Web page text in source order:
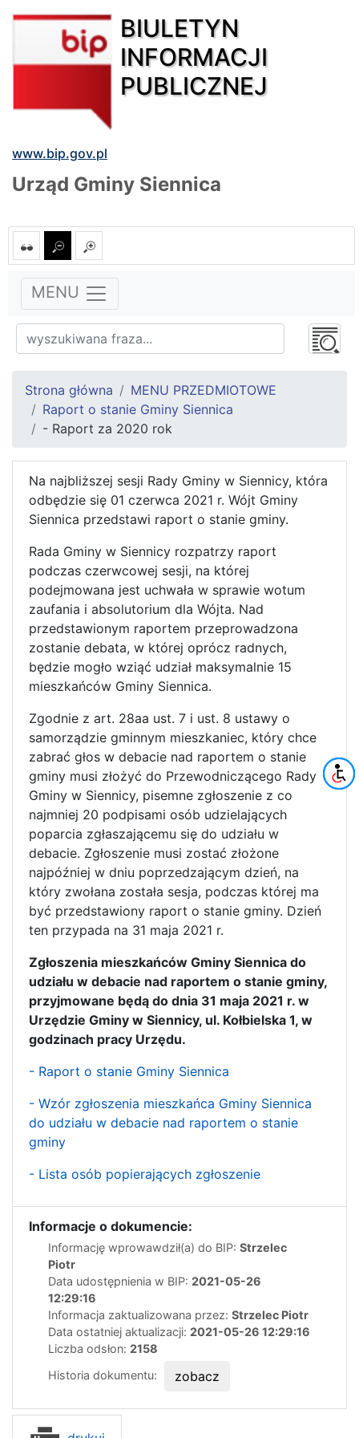
BIULETYN
INFORMACJI
PUBLICZNEJ
www.bip.gov.pl
Urząd Gminy Siennica
MENU
Strona główna
MENU PRZEDMIOTOWE
Raport o stanie Gminy Siennica
- Raport za 2020 rok
Na najbliższej sesji Rady Gminy w Siennicy, która
odbędzie się 01 czerwca 2021 r. Wójt Gminy
Siennica przedstawi raport o stanie gminy.
Rada Gminy w Siennicy rozpatrzy raport
podczas czerwcowej sesji, na której
podejmowana jest uchwała w sprawie wotum
zaufania i absolutorium dla Wójta. Nad
przedstawionym raportem przeprowadzona
zostanie debata, w której oprócz radnych,
będzie mogło wziąć udział maksymalnie 15
mieszkańców Gminy Siennica.
Zgodnie z art. 28aa ust. 7 i ust. 8 ustawy o
samorządzie gminnym mieszkaniec, który chce
zabrać głos w debacie nad raportem o stanie
gminy musi złożyć do Przewodniczącego Rady
Gminy w Siennicy, pisemne zgłoszenie z co
najmniej 20 podpisami osób udzielających
poparcia zgłaszającemu się do udziału w
debacie. Zgłoszenie musi zostać złożone
najpóźniej w dniu poprzedzającym dzień, na
który zwołana została sesja, podczas której ma
być przedstawiony raport o stanie gminy. Dzień
ten przypada na 31 maja 2021 r.
Zgłoszenia mieszkańców Gminy Siennica do
udziału w debacie nad raportem o stanie gminy,
przyjmowane będą do dnia 31 maja 2021 r. w
Urzędzie Gminy w Siennicy, ul. Kołbielska 1, w
godzinach pracy Urzędu.
- Raport o stanie Gminy Siennica
- Wzór zgłoszenia mieszkańca Gminy Siennica
do udziału w debacie nad raportem o stanie
gminy
- Lista osób popierających zgłoszenie
Informacje o dokumencie:
Informację wprowawdził(a) do BIP: Strzelec
Piotr
Data udostępnienia w BIP: 2021-05-26
12:29:16
Informacja zaktualizowana przez: Strzelec Piotr
Data ostatniej aktualizacji: 2021-05-26 12:29:16
Liczba odsłon: 2158
Historia dokumentu:
zobacz